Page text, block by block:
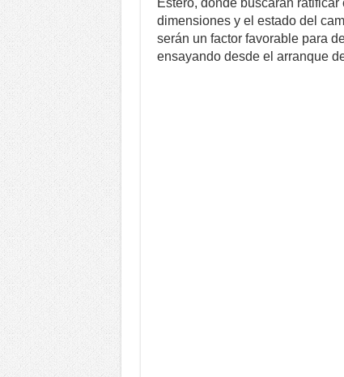
k
Estero, donde buscarán
dimensiones y el estado del
serán un factor favorable para
ensayando desde el arranque